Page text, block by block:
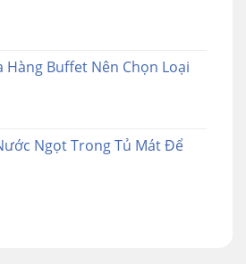
Hàng Buffet Nên Chọn Loại
Ngọt Trong Tủ Mát Để